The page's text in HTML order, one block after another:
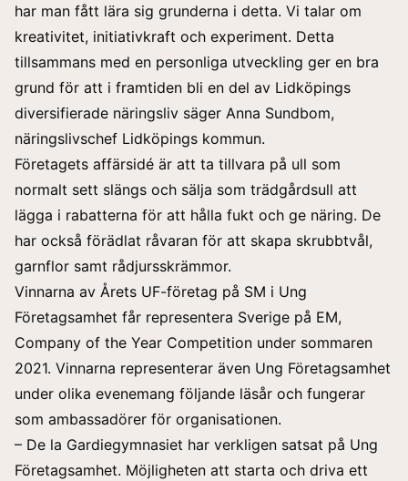
har man fått lära sig grunderna i detta. Vi talar om
kreativitet, initiativkraft och experiment. Detta
tillsammans med en personliga utveckling ger en bra
grund för att i framtiden bli en del av Lidköpings
diversifierade näringsliv säger Anna Sundbom,
näringslivschef Lidköpings kommun.
Företagets affärsidé är att ta tillvara på ull som
normalt sett slängs och sälja som trädgårdsull att
lägga i rabatterna för att hålla fukt och ge näring. De
har också förädlat råvaran för att skapa skrubbtvål,
garnflor samt rådjursskrämmor.
Vinnarna av Årets UF-företag på SM i Ung
Företagsamhet får representera Sverige på EM,
Company of the Year Competition under sommaren
2021. Vinnarna representerar även Ung Företagsamhet
under olika evenemang följande läsår och fungerar
som ambassadörer för organisationen.
– De la Gardiegymnasiet har verkligen satsat på Ung
Företagsamhet. Möjligheten att starta och driva ett